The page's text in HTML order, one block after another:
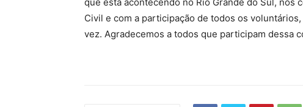
Civil e com a participação de todos os
vez. Agradecemos a todos que participam dessa